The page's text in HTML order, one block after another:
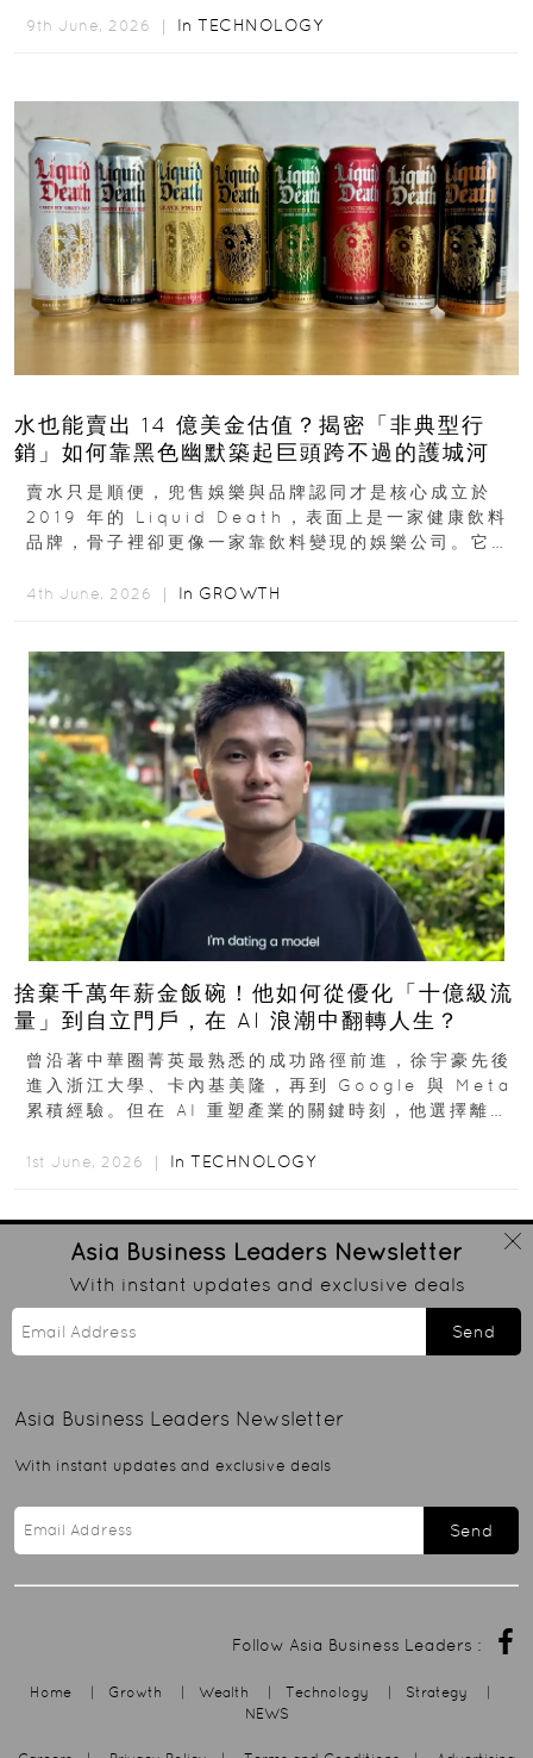
西...
9th June, 2026 ｜ In TECHNOLOGY
水也能賣出 14 億美金估值？揭密「非典型行
銷」如何靠黑色幽默築起巨頭跨不過的護城河
賣水只是順便，兜售娛樂與品牌認同才是核心成立於
2019 年的 Liquid Death，表面上是一家健康飲料
品牌，骨子裡卻更像一家靠飲料變現的娛樂公司。它最
4th June, 2026 ｜ In GROWTH
捨棄千萬年薪金飯碗！他如何從優化「十億級流
量」到自立門戶，在 AI 浪潮中翻轉人生？
曾沿著中華圈菁英最熟悉的成功路徑前進，徐宇豪先後
進入浙江大學、卡內基美隆，再到 Google 與 Meta
累積經驗。但在 AI 重塑產業的關鍵時刻，他選擇離開
1st June, 2026 ｜ In TECHNOLOGY
Asia Business Leaders Newsletter
With instant updates and exclusive deals
Send
Asia Business Leaders Newsletter
With instant updates and exclusive deals
Send
Follow Asia Business Leaders :
Home | Growth | Wealth | Technology | Strategy
|
NEWS